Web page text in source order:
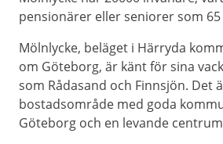
pensionärer eller seniorer som
Mölnlycke, beläget i Härryda
om Göteborg, är känt för sina
som Rådasand och Finnsjön. Det
bostadsområde med goda
Göteborg och en levande